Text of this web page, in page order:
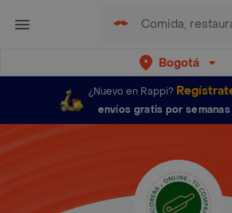
Bogotá
¿Nuevo en Rappi?
envíos gratis por semanas